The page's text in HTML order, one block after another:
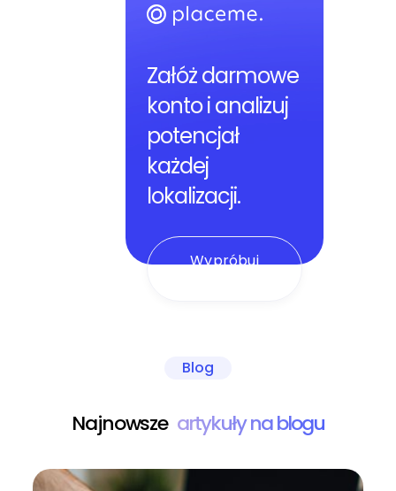
Załóż darmowe
konto i analizuj
potencjał
każdej
lokalizacji.
Wypróbuj
Blog
Najnowsze artykuły na blogu